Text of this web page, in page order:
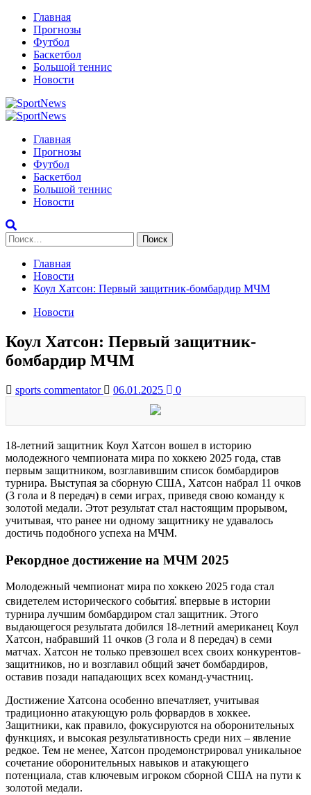
Перейти
содержимому
Главная
Прогнозы
Футбол
Баскетбол
Большой теннис
Новости
Primary
Главная
Прогнозы
Футбол
Баскетбол
Большой теннис
Новости
Найти:
Главная
Новости
Коул Хатсон: Первый защитник-бомбардир МЧМ
Новости
Коул Хатсон: Первый защитник-
бомбардир МЧМ
sports commentator 06.01.2025 0
18-летний защитник Коул Хатсон вошел в историю
молодежного чемпионата мира по хоккею 2025 года, став
первым защитником, возглавившим список бомбардиров
турнира. Выступая за сборную США, Хатсон набрал 11 очков
(3 гола и 8 передач) в семи играх, приведя свою команду к
золотой медали. Этот результат стал настоящим прорывом,
учитывая, что ранее ни одному защитнику не удавалось
достичь подобного успеха на МЧМ.
Рекордное достижение на МЧМ 2025
Молодежный чемпионат мира по хоккею 2025 года стал
свидетелем исторического события⁚ впервые в истории
турнира лучшим бомбардиром стал защитник. Этого
выдающегося результата добился 18-летний американец Коул
Хатсон, набравший 11 очков (3 гола и 8 передач) в семи
матчах. Хатсон не только превзошел всех своих конкурентов-
защитников, но и возглавил общий зачет бомбардиров,
оставив позади нападающих всех команд-участниц.
Достижение Хатсона особенно впечатляет, учитывая
традиционно атакующую роль форвардов в хоккее.
Защитники, как правило, фокусируются на оборонительных
функциях, и высокая результативность среди них – явление
редкое. Тем не менее, Хатсон продемонстрировал уникальное
сочетание оборонительных навыков и атакующего
потенциала, став ключевым игроком сборной США на пути к
золотой медали.